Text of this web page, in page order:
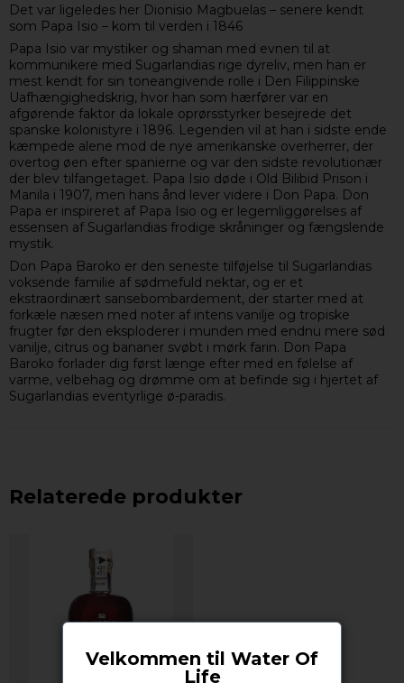
Det var ligeledes her Dionisio Magbuelas – senere kendt
som Papa Isio – kom til verden i 1846
Papa Isio var mystiker og shaman med evnen til at
kommunikere med Sugarlandias rige dyreliv, men han er
mest kendt for sin toneangivende rolle i Den Filippinske
Uafhængighedskrig, hvor han som hærfører var en
afgørende faktor da lokale oprørsstyrker besejrede det
spanske kolonistyre i 1896. Legenden vil at han i sidste ende
kæmpede alene mod de nye amerikanske overherrer, der
overtog øen efter spanierne og var den sidste revolutionær
der blev tilfangetaget. Papa Isio døde i Old Bilibid Prison i
Manila i 1907, men hans ånd lever videre i Don Papa. Don
Papa er inspireret af Papa Isio og er legemliggørelses af
essensen af Sugarlandias frodige skråninger og fængslende
mystik.
Don Papa Baroko er den seneste tilføjelse til Sugarlandias
voksende familie af sødmefuld nektar, og er et
ekstraordinært sansebombardement, der starter med at
forkæle næsen med noter af intens vanilje og tropiske
frugter før den eksploderer i munden med endnu mere sød
vanilje, citrus og bananer svøbt i mørk farin. Don Papa
Baroko forlader dig først længe efter med en følelse af
varme, velbehag og drømme om at befinde sig i hjertet af
Sugarlandias eventyrlige ø-paradis.
Relaterede produkter
Velkommen til Water Of
Life